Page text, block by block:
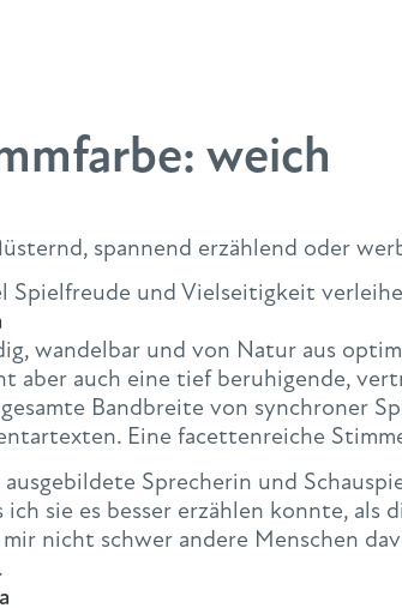
weich
spannend erzählend oder
Spielfreude und Vielseitigkeit
wandelbar und von Natur aus
aber auch eine tief beruhigende,
Bandbreite von synchroner
Eine facettenreiche
Sprecherin und
ich sie es besser erzählen konnte,
nicht schwer andere Menschen